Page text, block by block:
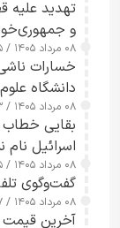
تهدید علیه
و
۰۸ مرداد ۱۴۰۵ / ۱۹:۳۵
خسارات
دانشگاه
۰۸ مرداد ۱۴۰۵ / ۱۹:۰۳
بقایی خطاب
اسرائیل نام
۰۸ مرداد ۱۴۰۵ / ۱۸:۱۵
گفت‌وگوی
۰۸ مرداد ۱۴۰۵ / ۱۳:۲۷
آخرین قیمت طلا،